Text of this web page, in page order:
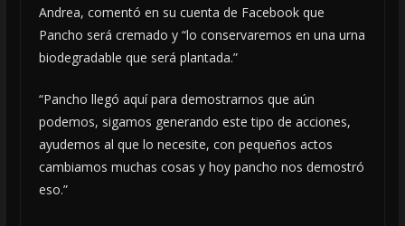
Andrea, comentó en su cuenta de Facebook que
Pancho será cremado y “lo conservaremos en una urna
biodegradable que será plantada.”
“Pancho llegó aquí para demostrarnos que aún
podemos, sigamos generando este tipo de acciones,
ayudemos al que lo necesite, con pequeños actos
cambiamos muchas cosas y hoy pancho nos demostró
eso.”